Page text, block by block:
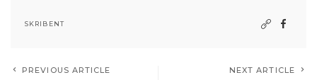
SKRIBENT
PREVIOUS ARTICLE NEXT ARTICLE